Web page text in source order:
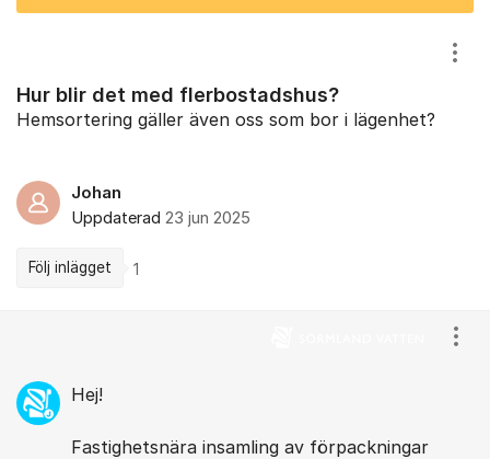
Hur blir det med flerbostadshus?
Hemsortering gäller även oss som bor i lägenhet?
Johan
Uppdaterad 23 jun 2025
Följ inlägget 1
Hej!
Fastighetsnära insamling av förpackningar